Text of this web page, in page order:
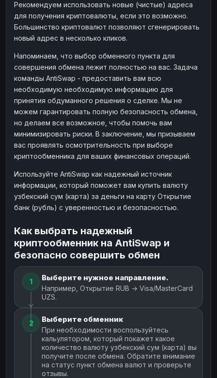
Рекомендуем использовать новые (чистые) адреса
для получения криптовалюты, если это возможно.
Большинство криптовалют позволяют сгенерировать
новый адрес в несколько кликов.
Напоминаем, что выбор обменного пункта для
совершения обмена лежит полностью на вас. Задача
команды AntiSwap - предоставить вам всю
необходимую необходимую информацию для
принятия обдуманного решения о сделке. Мы не
можем гарантировать полную безопасность обмена,
но делаем все возможное, чтобы помочь вам
минимизировать риски. В заключение, мы призываем
вас проявлять осмотрительность при выборе
криптообменника для ваших финансовых операций.
Используйте AntiSwap как надежный источник
информации, который поможет вам купить валюту
узбекский сум (карта) за деньги на карту Открытие
банк (рубль) с уверенностью и безопасностью.
Как выбрать надежный
криптообменник на AntiSwap и
безопасно совершить обмен
1 Выберите нужное направление.
Например, Открытие RUB → Visa/MasterCard
UZS.
2 Выберите обменник
При необходимости воспользуйтесь
кальулятором, который покажет какое
количество валюту узбекский сум (карта) вы
получите после обмена. Обратите внимание
на статус пункт обмена валют и проверьте
отзывы.